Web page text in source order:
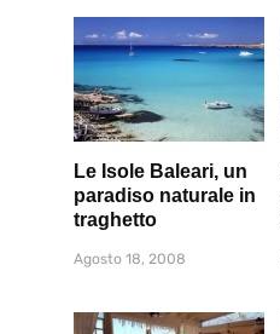
Le Isole Baleari, un
paradiso naturale in
traghetto
Agosto 18, 2008